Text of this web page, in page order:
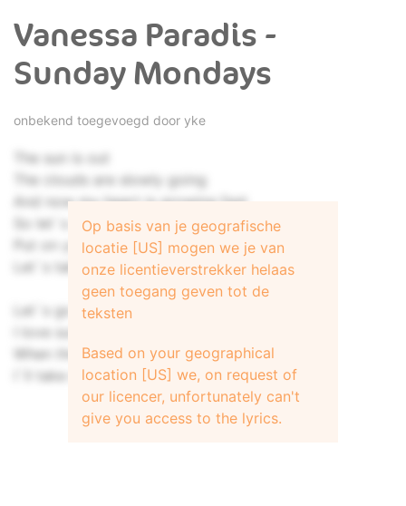
Vanessa Paradis -
Sunday Mondays
onbekend toegevoegd door yke
The sun is out
The clouds are slowly going
And now my heart is growing fast
So let`s get up
Put on you hat and clothing
Let`s take a trip and lose our minds
Let`s go walking through the park today
I love sunday mondays any day
When the skies are blue and it`s not grey
I`ll take sunday mondays any every day
Op basis van je geografische
locatie [US] mogen we je van
onze licentieverstrekker helaas
geen toegang geven tot de
teksten
Based on your geographical
location [US] we, on request of
our licencer, unfortunately can't
give you access to the lyrics.